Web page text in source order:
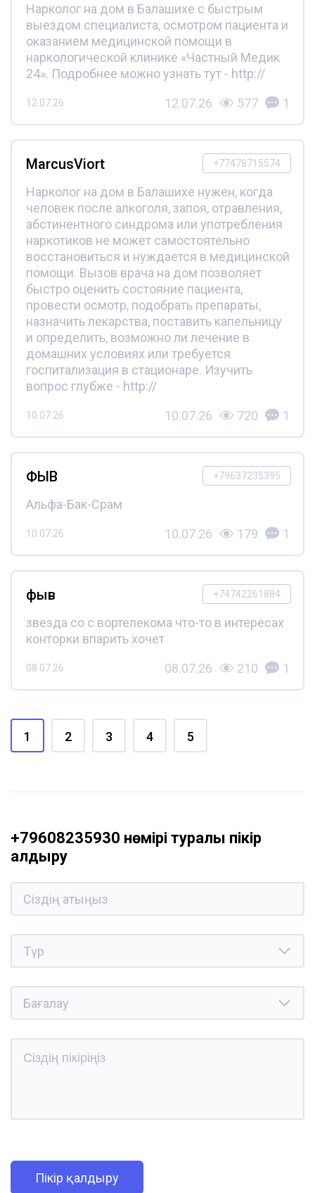
Нарколог на дом в Балашихе с быстрым
выездом специалиста, осмотром пациента и
оказанием медицинской помощи в
наркологической клинике «Частный Медик
24». Подробнее можно узнать тут - http://
12.07.26 12.07.26 577 1
+77478715574
MarcusViort
Нарколог на дом в Балашихе нужен, когда
человек после алкоголя, запоя, отравления,
абстинентного синдрома или употребления
наркотиков не может самостоятельно
восстановиться и нуждается в медицинской
помощи. Вызов врача на дом позволяет
быстро оценить состояние пациента,
провести осмотр, подобрать препараты,
назначить лекарства, поставить капельницу
и определить, возможно ли лечение в
домашних условиях или требуется
госпитализация в стационаре. Изучить
вопрос глубже - http://
10.07.26 10.07.26 720 1
+79637235395
ФЫВ
Альфа-Бак-Срам
10.07.26 10.07.26 179 1
+74742261884
фыв
звезда со с вортелекома что-то в интересах
конторки впарить хочет
08.07.26 08.07.26 210 1
1 2 3 4 5
+79608235930 нөмірі туралы пікір
қалдыру
Пікір қалдыру